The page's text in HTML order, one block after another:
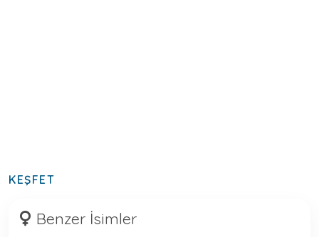
KEŞFET
Benzer İsimler